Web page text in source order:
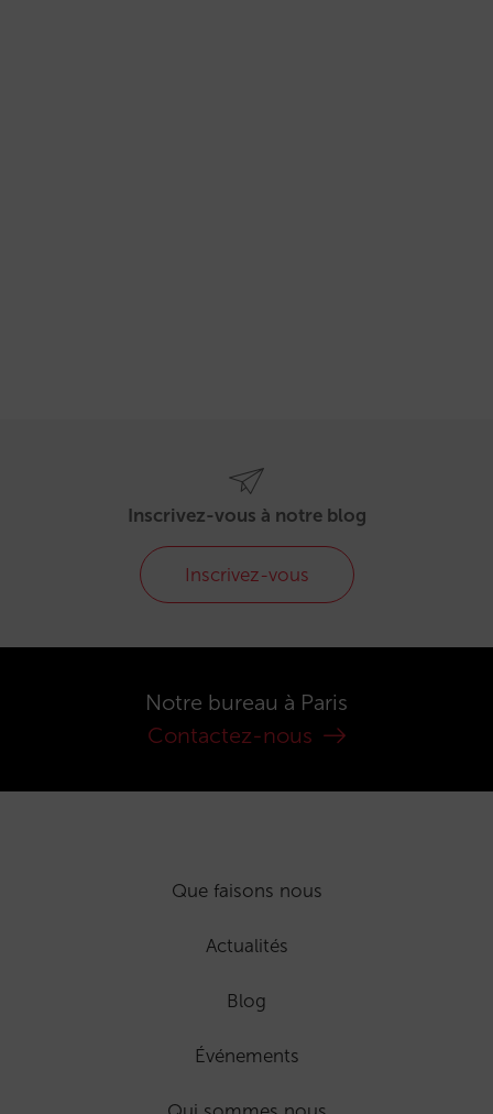
Inscrivez-vous à notre blog
Inscrivez-vous
Notre bureau à Paris
Contactez-nous
Que faisons nous
Actualités
Blog
Événements